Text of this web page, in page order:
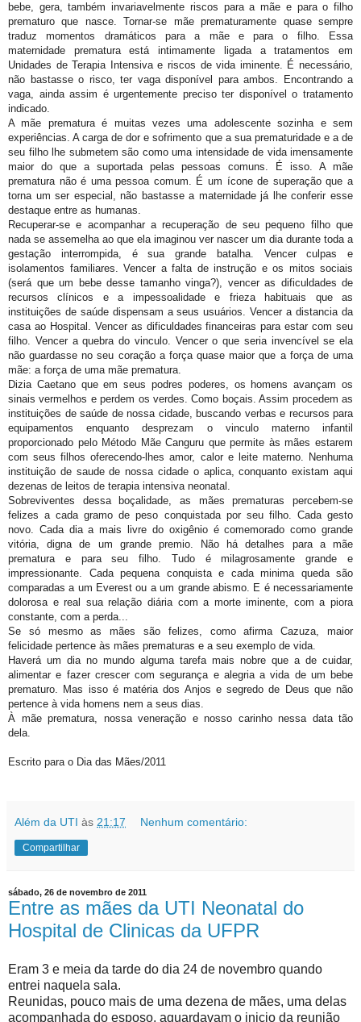
bebe, gera, também invariavelmente riscos para a mãe e para o filho
prematuro que nasce. Tornar-se mãe prematuramente quase sempre
traduz momentos dramáticos para a mãe e para o filho. Essa
maternidade prematura está intimamente ligada a tratamentos em
Unidades de Terapia Intensiva e riscos de vida iminente. É necessário,
não bastasse o risco, ter vaga disponível para ambos. Encontrando a
vaga, ainda assim é urgentemente preciso ter disponível o tratamento
indicado.
A mãe prematura é muitas vezes uma adolescente sozinha e sem
experiências. A carga de dor e sofrimento que a sua prematuridade e a de
seu filho lhe submetem são como uma intensidade de vida imensamente
maior do que a suportada pelas pessoas comuns. É isso. A mãe
prematura não é uma pessoa comum. É um ícone de superação que a
torna um ser especial, não bastasse a maternidade já lhe conferir esse
destaque entre as humanas.
Recuperar-se e acompanhar a recuperação de seu pequeno filho que
nada se assemelha ao que ela imaginou ver nascer um dia durante toda a
gestação interrompida, é sua grande batalha. Vencer culpas e
isolamentos familiares. Vencer a falta de instrução e os mitos sociais
(será que um bebe desse tamanho vinga?), vencer as dificuldades de
recursos clínicos e a impessoalidade e frieza habituais que as
instituições de saúde dispensam a seus usuários. Vencer a distancia da
casa ao Hospital. Vencer as dificuldades financeiras para estar com seu
filho. Vencer a quebra do vinculo. Vencer o que seria invencível se ela
não guardasse no seu coração a força quase maior que a força de uma
mãe: a força de uma mãe prematura.
Dizia Caetano que em seus podres poderes, os homens avançam os
sinais vermelhos e perdem os verdes. Como boçais. Assim procedem as
instituições de saúde de nossa cidade, buscando verbas e recursos para
equipamentos enquanto desprezam o vinculo materno infantil
proporcionado pelo Método Mãe Canguru que permite às mães estarem
com seus filhos oferecendo-lhes amor, calor e leite materno. Nenhuma
instituição de saude de nossa cidade o aplica, conquanto existam aqui
dezenas de leitos de terapia intensiva neonatal.
Sobreviventes dessa boçalidade, as mães prematuras percebem-se
felizes a cada gramo de peso conquistada por seu filho. Cada gesto
novo. Cada dia a mais livre do oxigênio é comemorado como grande
vitória, digna de um grande premio. Não há detalhes para a mãe
prematura e para seu filho. Tudo é milagrosamente grande e
impressionante. Cada pequena conquista e cada minima queda são
comparadas a um Everest ou a um grande abismo. E é necessariamente
dolorosa e real sua relação diária com a morte iminente, com a piora
constante, com a perda...
Se só mesmo as mães são felizes, como afirma Cazuza, maior
felicidade pertence às mães prematuras e a seu exemplo de vida.
Haverá um dia no mundo alguma tarefa mais nobre que a de cuidar,
alimentar e fazer crescer com segurança e alegria a vida de um bebe
prematuro. Mas isso é matéria dos Anjos e segredo de Deus que não
pertence à vida homens nem a seus dias.
À mãe prematura, nossa veneração e nosso carinho nessa data tão
dela.
Escrito para o Dia das Mães/2011
Além da UTI às 21:17 Nenhum comentário:
Compartilhar
sábado, 26 de novembro de 2011
Entre as mães da UTI Neonatal do
Hospital de Clinicas da UFPR
Eram 3 e meia da tarde do dia 24 de novembro quando
entrei naquela sala.
Reunidas, pouco mais de uma dezena de mães, uma delas
acompanhada do esposo, aguardavam o inicio da reunião